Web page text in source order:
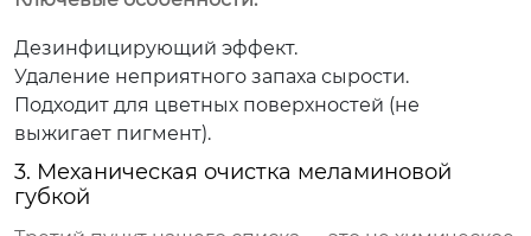
Дезинфицирующий эффект.
Удаление неприятного запаха сырости.
Подходит для цветных поверхностей (не
выжигает пигмент).
3. Механическая очистка меламиновой
губкой